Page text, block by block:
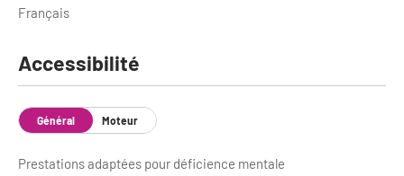
Français
Accessibilité
Général Moteur
Prestations adaptées pour déficience mentale